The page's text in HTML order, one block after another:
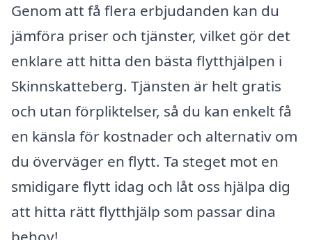
Genom att få flera erbjudanden kan du
jämföra priser och tjänster, vilket gör det
enklare att hitta den bästa flytthjälpen i
Skinnskatteberg. Tjänsten är helt gratis
och utan förpliktelser, så du kan enkelt få
en känsla för kostnader och alternativ om
du överväger en flytt. Ta steget mot en
smidigare flytt idag och låt oss hjälpa dig
att hitta rätt flytthjälp som passar dina